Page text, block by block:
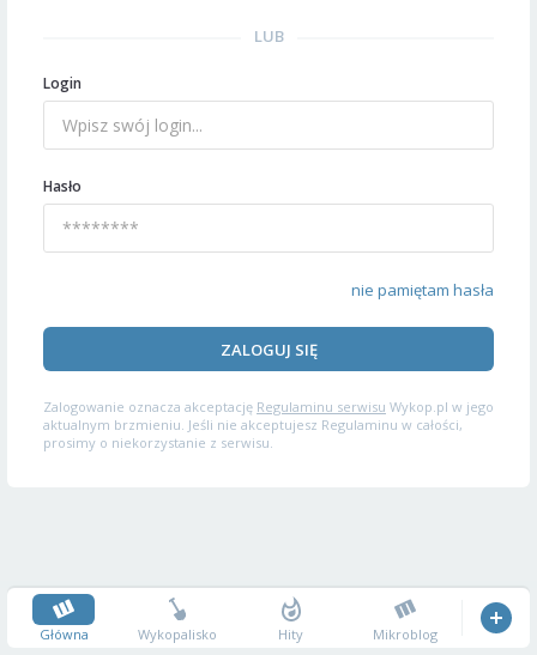
LUB
Login
Hasło
nie pamiętam hasła
ZALOGUJ SIĘ
Zalogowanie oznacza akceptację Regulaminu serwisu Wykop.pl w jego
aktualnym brzmieniu. Jeśli nie akceptujesz Regulaminu w całości,
prosimy o niekorzystanie z serwisu.
Główna Wykopalisko Hity Mikroblog